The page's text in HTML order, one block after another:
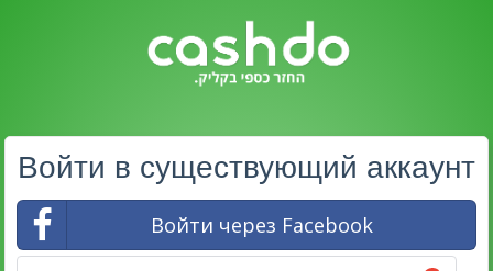
Войти в существующий аккаунт
Войти через Facebook